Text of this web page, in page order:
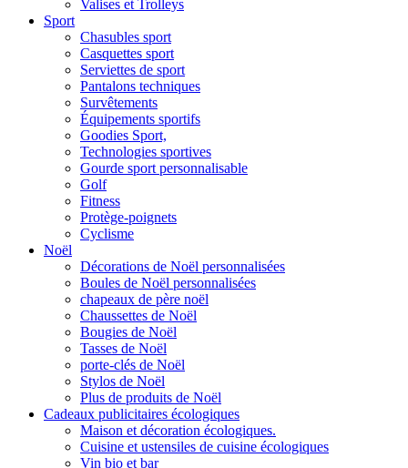
Valises et Trolleys
Sport
Chasubles sport
Casquettes sport
Serviettes de sport
Pantalons techniques
Survêtements
Équipements sportifs
Goodies Sport,
Technologies sportives
Gourde sport personnalisable
Golf
Fitness
Protège-poignets
Cyclisme
Noël
Décorations de Noël personnalisées
Boules de Noël personnalisées
chapeaux de père noël
Chaussettes de Noël
Bougies de Noël
Tasses de Noël
porte-clés de Noël
Stylos de Noël
Plus de produits de Noël
Cadeaux publicitaires écologiques
Maison et décoration écologiques.
Cuisine et ustensiles de cuisine écologiques
Vin bio et bar